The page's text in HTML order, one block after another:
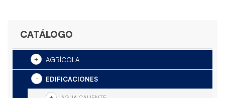
CATÁLOGO
AGRÍCOLA
EDIFICACIONES